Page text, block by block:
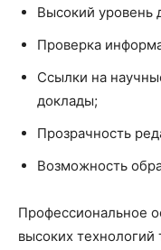
Высокий уровень
Проверка
Ссылки на
доклады;
Прозрачность
Возможность
Профессиональное
высоких технологий